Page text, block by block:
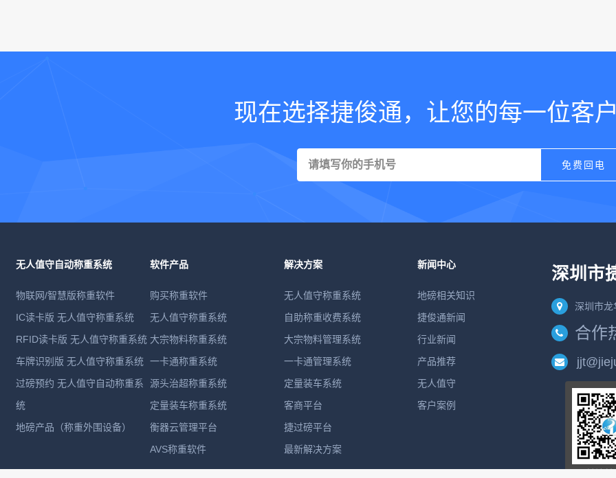
现在选择捷俊通，让您的每一位客
无人值守自动称重系统
物联网/智慧版称重软件
IC读卡版 无人值守称重系统
RFID读卡版 无人值守称重系统
车牌识别版 无人值守称重系统
过磅预约 无人值守自动称重系
统
地磅产品（称重外围设备）
软件产品
购买称重软件
无人值守称重系统
大宗物料称重系统
一卡通称重系统
源头治超称重系统
定量装车称重系统
衡器云管理平台
AVS称重软件
解决方案
无人值守称重系统
自助称重收费系统
大宗物料管理系统
一卡通管理系统
定量装车系统
客商平台
捷过磅平台
最新解决方案
新闻中心
地磅相关知识
捷俊通新闻
行业新闻
产品推荐
无人值守
客户案例
深圳市
深圳市龙
合作